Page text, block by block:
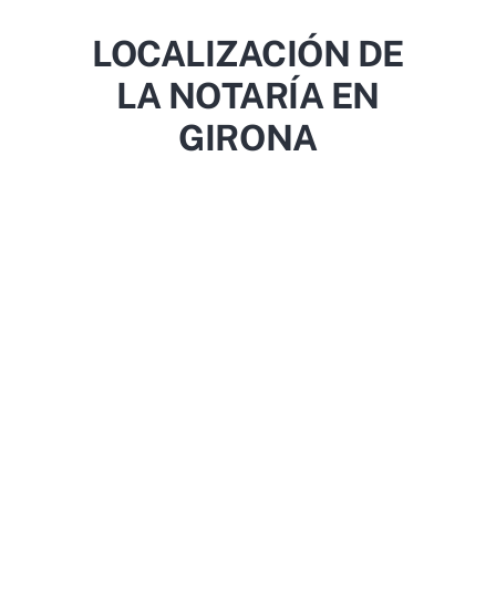
LOCALIZACIÓN DE
LA NOTARÍA EN
GIRONA